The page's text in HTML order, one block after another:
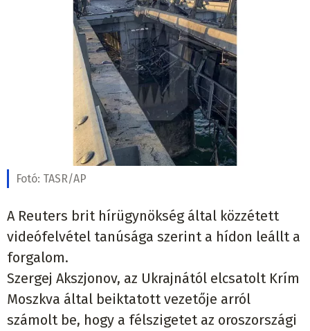
Fotó: TASR/AP
A Reuters brit hírügynökség által közzétett
videófelvétel tanúsága szerint a hídon leállt a
forgalom.
Szergej Akszjonov, az Ukrajnától elcsatolt Krím
Moszkva által beiktatott vezetője arról
számolt be, hogy a félszigetet az oroszországi